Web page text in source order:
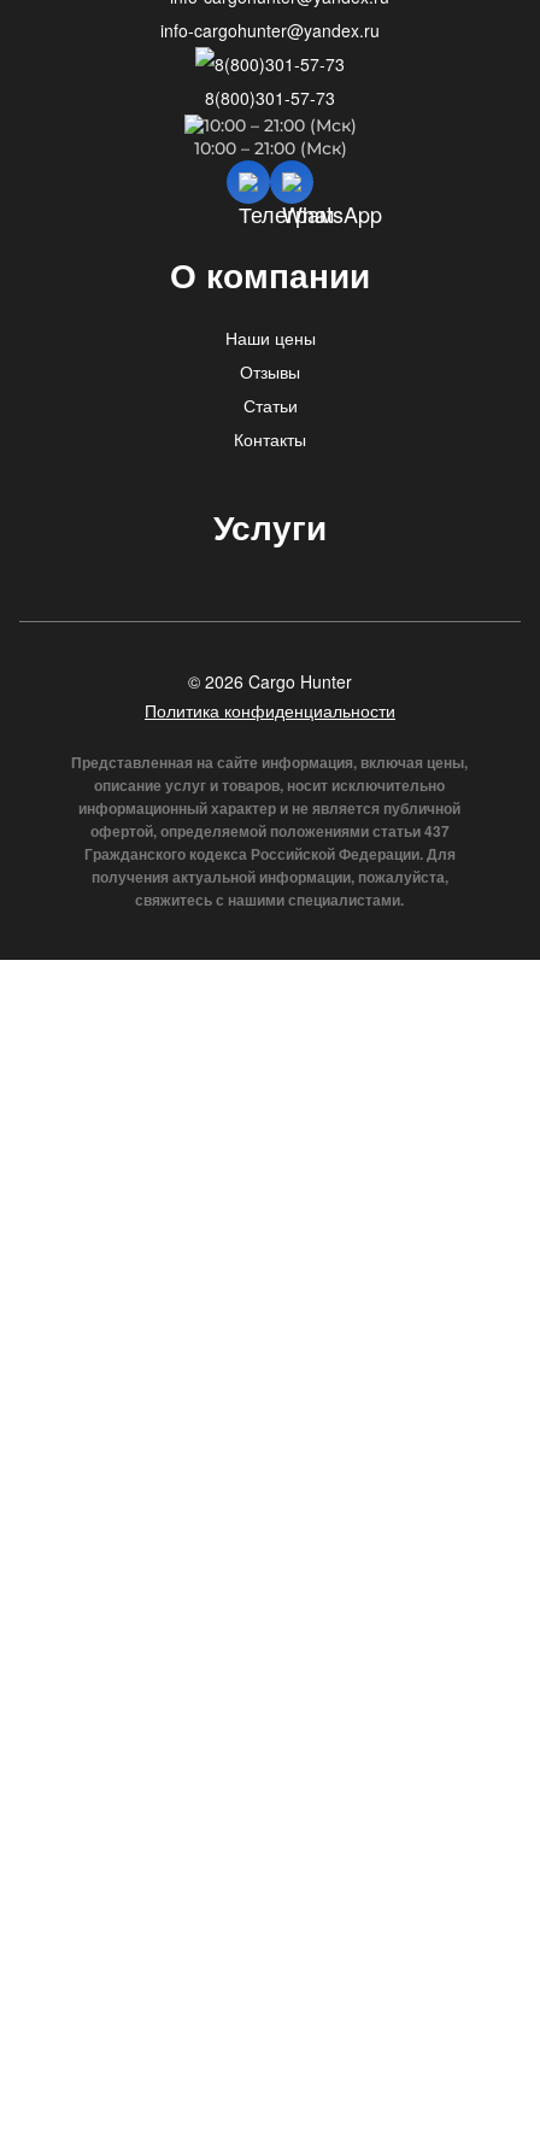
О компании
Наши цены
Отзывы
Статьи
Контакты
Услуги
info-cargohunter@yandex.ru
8(800)301-57-73
10:00 – 21:00 (Мск)
© 2026 Cargo Hunter
Политика конфиденциальности
Представленная на сайте информация, включая цены,
описание услуг и товаров, носит исключительно
информационный характер и не является публичной
офертой, определяемой положениями статьи 437
Гражданского кодекса Российской Федерации. Для
получения актуальной информации, пожалуйста,
свяжитесь с нашими специалистами.